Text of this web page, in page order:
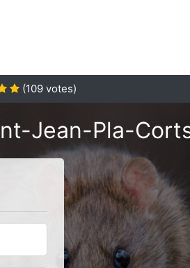
(109 votes)
Jean-Pla-